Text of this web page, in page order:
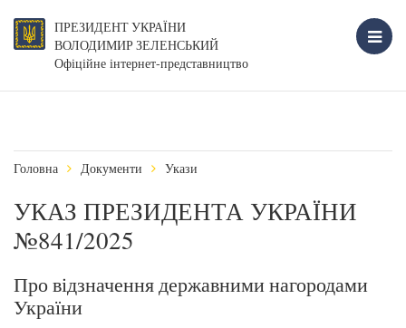
ПРЕЗИДЕНТ УКРАЇНИ
ВОЛОДИМИР ЗЕЛЕНСЬКИЙ
Офіційне інтернет-представництво
Головна Документи Укази
УКАЗ ПРЕЗИДЕНТА УКРАЇНИ
№841/2025
Про відзначення державними нагородами
України